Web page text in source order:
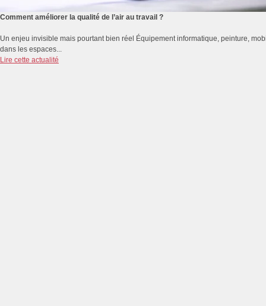
Comment améliorer la qualité de l’air au travail ?
Un enjeu invisible mais pourtant bien réel Équipement informatique, peinture,
dans les espaces...
Lire cette actualité